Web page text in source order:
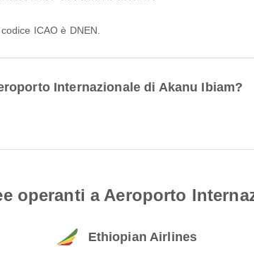
ICAO è DNEN.
Internazionale di Akanu Ibiam?
operanti a Aeroporto
Ethiopian Airlines